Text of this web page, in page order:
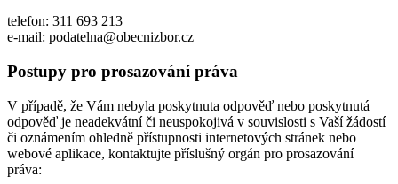
telefon: 311 693 213
e-mail: podatelna@obecnizbor.cz
Postupy pro prosazování práva
V případě, že Vám nebyla poskytnuta odpověď nebo poskytnutá
odpověď je neadekvátní či neuspokojivá v souvislosti s Vaší žádostí
či oznámením ohledně přístupnosti internetových stránek nebo
webové aplikace, kontaktujte příslušný orgán pro prosazování
práva: